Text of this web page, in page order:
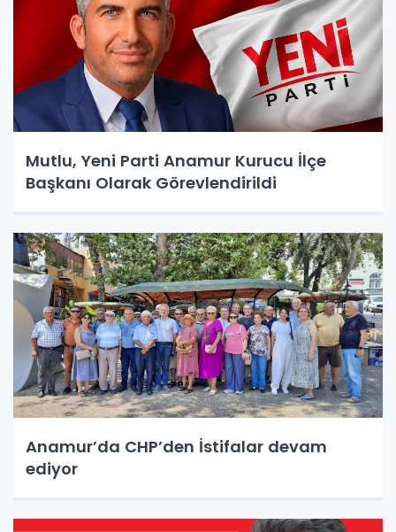
Mutlu, Yeni Parti Anamur Kurucu İlçe
Başkanı Olarak Görevlendirildi
Anamur’da CHP’den İstifalar devam
ediyor